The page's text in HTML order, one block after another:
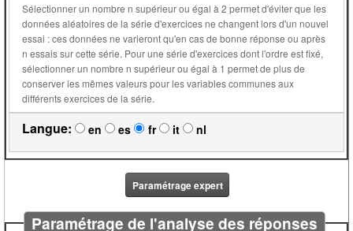
Sélectionner un nombre n supérieur ou égal à 2 permet d'éviter que les
données aléatoires de la série d'exercices ne changent lors d'un nouvel
essai : ces données ne varieront qu'en cas de bonne réponse ou après
n essais sur cette série. Pour une série d'exercices dont l'ordre est fixé,
sélectionner un nombre n supérieur ou égal à 1 permet de plus de
conserver les mêmes valeurs pour les variables communes aux
différents exercices de la série.
Langue: en es fr it nl
Paramétrage expert
Paramétrage de l'analyse des réponses